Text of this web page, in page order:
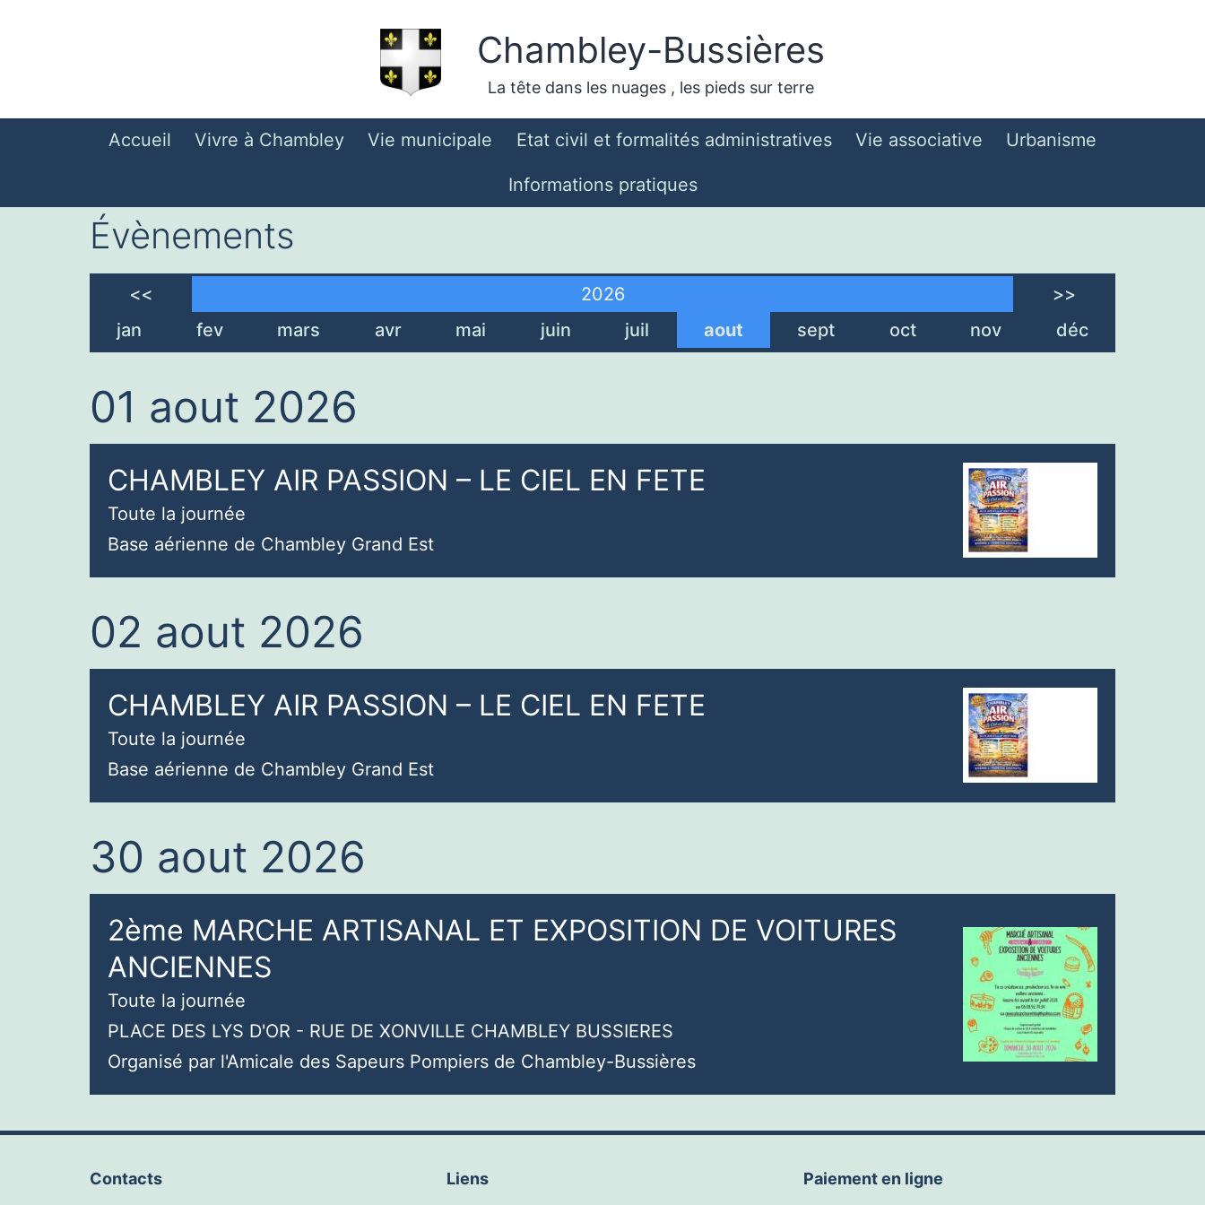
Chambley-Bussières
La tête dans les nuages , les pieds sur terre
Accueil Vivre à Chambley Vie municipale Etat civil et formalités administratives Vie associative Urbanisme
Informations pratiques
Évènements
<< 2026
>>
jan
fev mars avr mai juin juil aout sept oct nov déc
01 aout 2026
CHAMBLEY AIR PASSION – LE CIEL EN FETE
Toute la journée
Base aérienne de Chambley Grand Est
02 aout 2026
CHAMBLEY AIR PASSION – LE CIEL EN FETE
Toute la journée
Base aérienne de Chambley Grand Est
30 aout 2026
2ème MARCHE ARTISANAL ET EXPOSITION DE VOITURES
ANCIENNES
Toute la journée
PLACE DES LYS D'OR - RUE DE XONVILLE CHAMBLEY BUSSIERES
Organisé par l'Amicale des Sapeurs Pompiers de Chambley-Bussières
Contacts Liens Paiement en ligne